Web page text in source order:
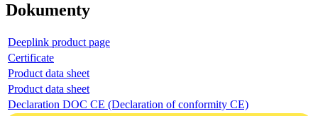
Dokumenty
Deeplink product page
Certificate
Product data sheet
Product data sheet
Declaration DOC CE (Declaration of conformity CE)